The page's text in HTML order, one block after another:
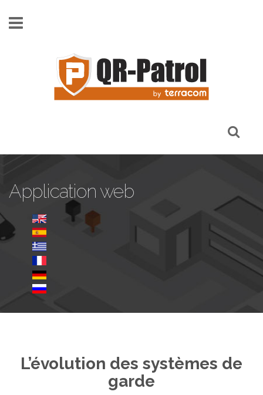
Application web
L’évolution des systèmes de
garde